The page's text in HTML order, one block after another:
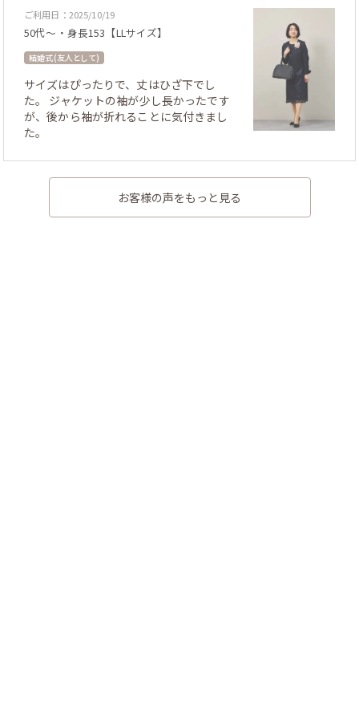
ご利用日：2025/10/19
50代～・身長153【LLサイズ】
結婚式 (友人として)
サイズはぴったりで、丈はひざ下でし
た。 ジャケットの袖が少し長かったです
が、後から袖が折れることに気付きまし
た。
お客様の声をもっと見る